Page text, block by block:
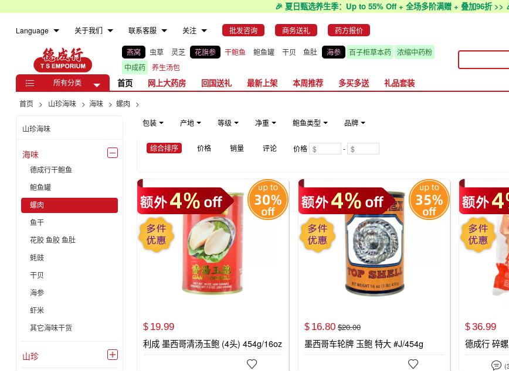
🎉 夏日甄选养生季：Up to 55% Off + 全场多阶满赠 + 叠加96折 >>
Language 关于我们 联系客服 关注 批发咨询 商务送礼 药方报价
燕窝 虫草 灵芝 花旗参 干鲍鱼 鲍鱼罐 干贝 鱼肚 海参 百子柜草本药
浓缩中药粉
中成药
养生汤包

所有分类 首页 网上大药房 回国送礼 最新上架 本周推荐 多买多送 礼品套装
首页 > 山珍海味 > 海味 > 螺肉 >
山珍海味
海味 
德成行干鲍鱼
鲍鱼罐
螺肉
鱼干
花胶 鱼胶 鱼肚
蚝豉
干贝
海参
虾米
其它海味干货
山珍 
包装 产地 等级 净重 鲍鱼类型 品牌
综合排序 价格 销量 评论 价格
-
$ 19.99
利成 墨西哥清汤玉鲍 (4头) 454g/16oz

$ 16.80 $20.00
墨西哥车轮牌 玉鲍 特大 #J/454g

$ 36.99
德成行 碎
